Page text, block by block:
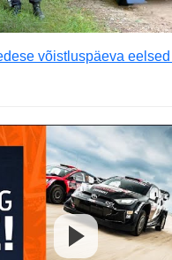
võistluspäeva